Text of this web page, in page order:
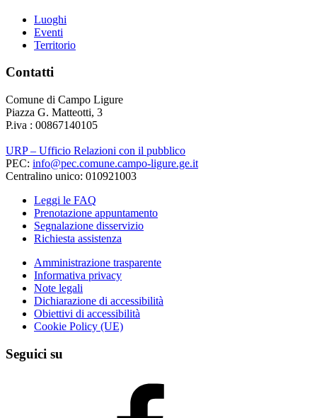
Luoghi
Eventi
Territorio
Contatti
Comune di Campo Ligure
Piazza G. Matteotti, 3
P.iva : 00867140105
URP – Ufficio Relazioni con il pubblico
PEC: info@pec.comune.campo-ligure.ge.it
Centralino unico: 010921003
Leggi le FAQ
Prenotazione appuntamento
Segnalazione disservizio
Richiesta assistenza
Amministrazione trasparente
Informativa privacy
Note legali
Dichiarazione di accessibilità
Obiettivi di accessibilità
Cookie Policy (UE)
Seguici su